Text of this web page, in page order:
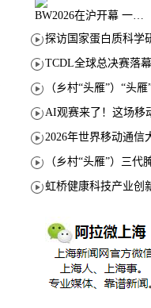
BW2026在沪开幕 一众次元品牌集中发布全新企划
TCDL全球总决赛落